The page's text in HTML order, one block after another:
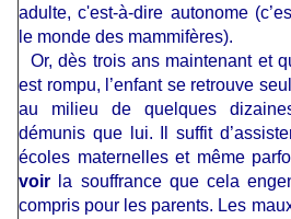
adulte, c'est-à-dire autonome
le monde des mammifères).
Or, dès trois ans maintenant et
est rompu, l’enfant se retrouve
au milieu de quelques
démunis que lui. Il suffit
écoles maternelles et même
voir la souffrance que cela
compris pour les parents. Les